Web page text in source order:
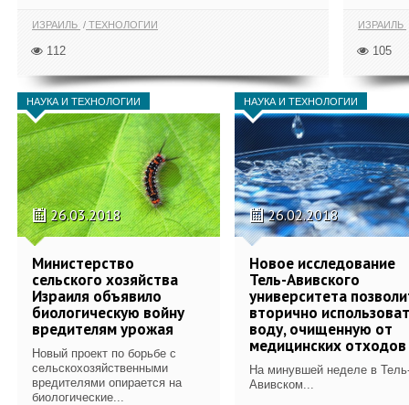
ИЗРАИЛЬ ТЕХНОЛОГИИ
112
ИЗРАИЛЬ
105
НАУКА И ТЕХНОЛОГИИ
26.03.2018
Министерство
сельского хозяйства
Израиля объявило
биологическую войну
вредителям урожая
Новый проект по борьбе с
сельскохозяйственными
вредителями опирается на
биологические...
НАУКА И ТЕХНОЛОГИИ
26.02.2018
Новое исследование
Тель-Авивского
университета
вторично
воду, очищенную от
медицинских отходов
На минувшей неделе в
Авивском...